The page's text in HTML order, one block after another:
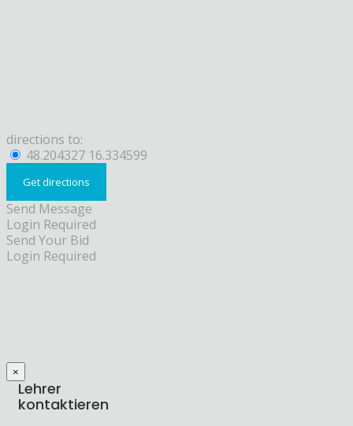
directions to:
48.204327 16.334599
Send Message
Login Required
Send Your Bid
Login Required
×
Lehrer
kontaktieren